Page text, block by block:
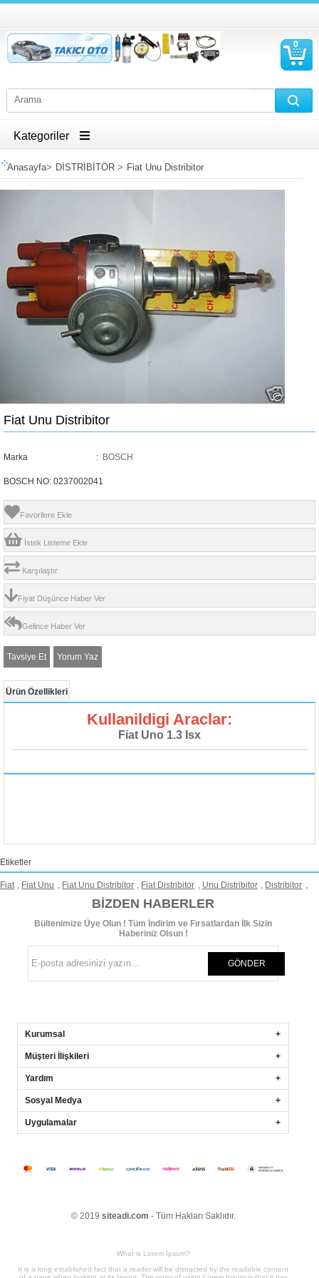
0
Kategoriler
Anasayfa> DİSTRİBİTÖR > Fiat Unu Distribitor
Fiat Unu Distribitor
Marka : BOSCH
BOSCH NO: 0237002041
Favorilere Ekle
İstek Listeme Ekle
Karşılaştır
Fiyat Düşünce Haber Ver
Gelince Haber Ver
Tavsiye Et Yorum Yaz
Ürün Özellikleri
Kullanildigi Araclar:
Fiat Uno 1.3 Isx
Etiketler
Fiat , Fiat Unu , Fiat Unu Distribitor , Fiat Distribitor , Unu Distribitor , Distribitor ,
BIZDEN HABERLER
Bültenimize Üye Olun ! Tüm İndirim ve Fırsatlardan İlk Sizin
Haberiniz Olsun !
GÖNDER
Kurumsal
Müşteri İlişkileri
Yardım
Sosyal Medya
Uygulamalar
© 2019 siteadi.com - Tüm Hakları Saklıdır.
What is Lorem Ipsum?
It is a long established fact that a reader will be distracted by the readable content